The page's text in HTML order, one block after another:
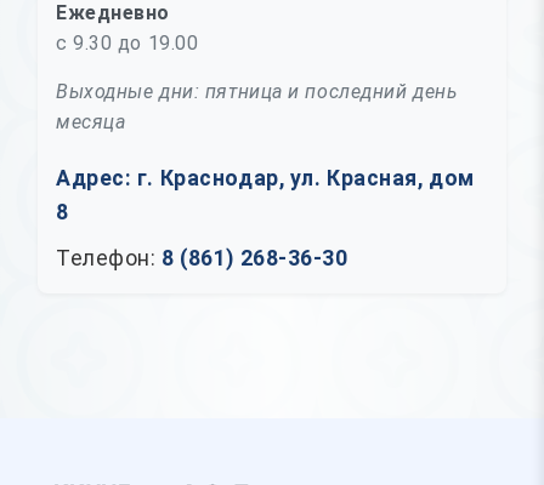
Ежедневно
с 9.30 до 19.00
Выходные дни: пятница и последний день
месяца
Адрес: г. Краснодар, ул. Красная, дом
8
Телефон: 8 (861) 268-36-30